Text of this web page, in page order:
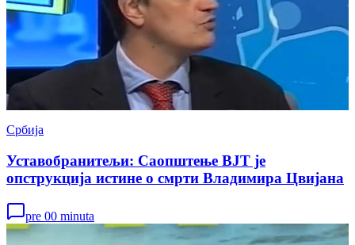
Србија
Уставобранитељи: Саопштење ВЈТ је
опструкција истине о смрти Владимира Цвијана
pre 00 minuta